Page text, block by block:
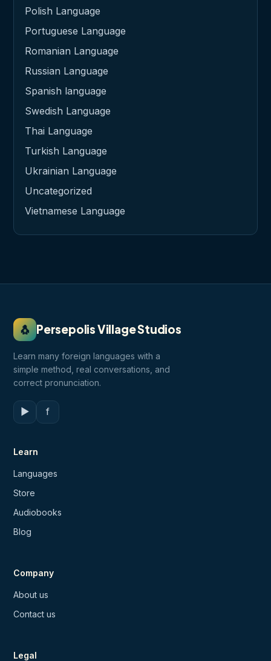
Polish Language
Portuguese Language
Romanian Language
Russian Language
Spanish language
Swedish Language
Thai Language
Turkish Language
Ukrainian Language
Uncategorized
Vietnamese Language
🐧 Persepolis Village Studios
Learn many foreign languages with a
simple method, real conversations, and
correct pronunciation.
▶ f
Learn
Languages
Store
Audiobooks
Blog
Company
About us
Contact us
Legal